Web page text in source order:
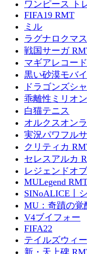
ワンピース ト
FIFA19 RMT
ミル
ラグナロクマ
戦国サーガ
マギアレコー
黒い砂漠モバ
ドラゴンズシ
乖離性ミリオ
白猫テニス
オルクスオン
実況パワフル
クリティカ
セレスアルカ
レジェンドオ
MULegend
SINoALICE丨
MU：奇蹟の覚
V4ブイフォー
FIFA22
テイルズウィ
新・天上碑